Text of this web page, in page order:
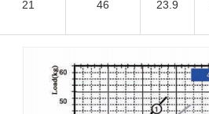
23.9
46
21